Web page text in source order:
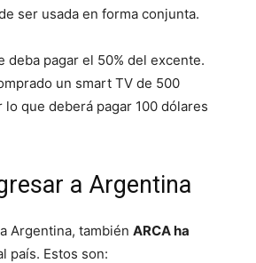
ser usada en forma conjunta.
deba pagar el 50% del excente.
un smart TV de 500
que deberá pagar 100 dólares
a Argentina
Argentina, también ARCA ha
país. Estos son: